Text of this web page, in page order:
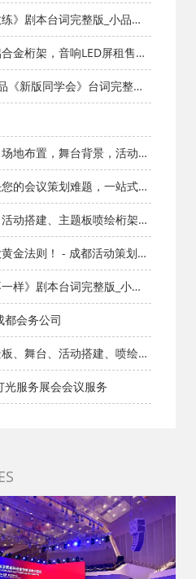
公司网_策划网_方案网_文案
》剧本台词完整版_小品剧
网_策划网_方案网_文案网_
金桁架，音响LED屏租售各
新版同学会》台词完整版_
动公司网_策划网_方案网_文
地布置，舞台背景，活动策
的会议策划难题，一站式专
动搭建、主题板喷绘桁架灯
金法则！ - 成都活动策划公
样》剧本台词完整版_小品
司网_策划网_方案网_文案网
都会务公司
、舞台、活动搭建、喷绘、
服务展会会议服务